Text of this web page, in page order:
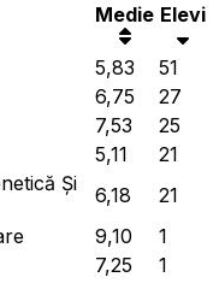
Medie Elevi
5,83
51
6,75
27
7,53
25
5,11
21
Și
6,18
21
9,10
1
7,25
1